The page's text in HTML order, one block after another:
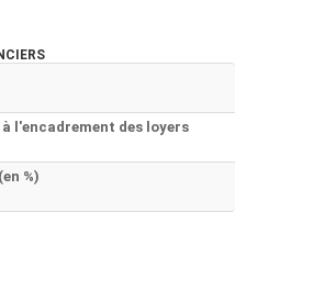
à l'encadrement des loyers
%)